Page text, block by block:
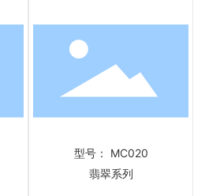
型号： MC020
翡翠系列